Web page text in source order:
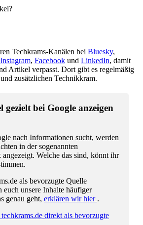
Techkrams-Kanälen bei Bluesky,
Instagram, Facebook und LinkedIn, damit
Artikel verpasst. Dort gibt es regelmäßig
zusätzlichen Technikkram.
gezielt bei Google anzeigen
nach Informationen sucht, werden
in der sogenannten
Welche das sind, könnt ihr
als bevorzugte Quelle
euch unsere Inhalte häufiger
genau geht, erklären wir hier .
direkt als bevorzugte